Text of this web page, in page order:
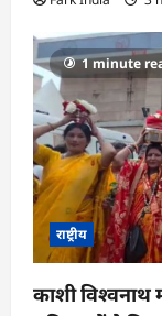
1 minute
राष्ट्रीय
काशी विश्वनाथ